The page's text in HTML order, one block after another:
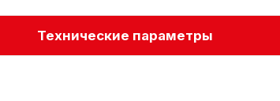
Технические параметры